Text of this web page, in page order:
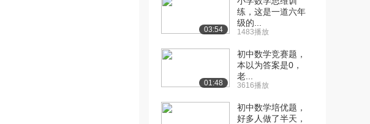
03:54
练，这是一道六年
级的...
1483播放
01:48
初中数学竞赛题，
本以为答案是0，
老...
3616播放
初中数学培优题，
好多人做了半天，